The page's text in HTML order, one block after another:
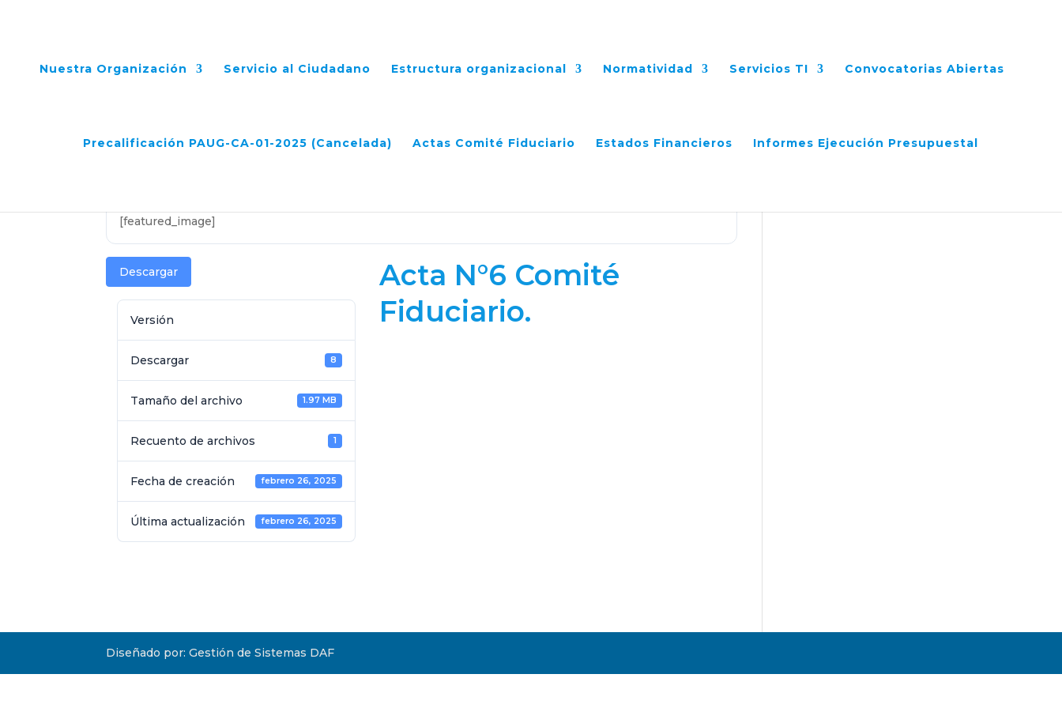
Nuestra Organización Servicio al Ciudadano Estructura organizacional Normatividad Servicios TI Convocatorias Abiertas
Precalificación PAUG-CA-01-2025 (Cancelada) Actas Comité Fiduciario Estados Financieros Informes Ejecución Presupuestal
Feb 26, 2025
[featured_image]
Descargar
Versión
Descargar 8
Tamaño del archivo 1.97 MB
Recuento de archivos 1
Fecha de creación febrero 26, 2025
Última actualización febrero 26, 2025
Acta N°6 Comité
Fiduciario.
Diseñado por: Gestión de Sistemas DAF